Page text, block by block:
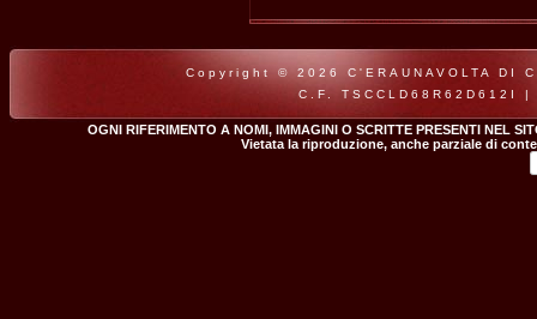
Copyright © 2026 C'ERAUNAVOLTA
C.F. TSCCLD68R62D612I
OGNI RIFERIMENTO A NOMI, IMMAGINI O SCRITTE PRESENTI NEL
Vietata la riproduzione, anche parziale di